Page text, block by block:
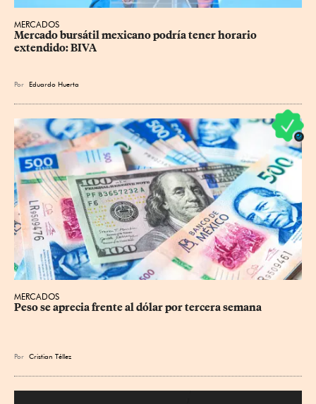
MERCADOS
Mercado bursátil mexicano podría tener horario
extendido: BIVA
Por Eduardo Huerta
MERCADOS
Peso se aprecia frente al dólar por tercera semana
Por Cristian Téllez